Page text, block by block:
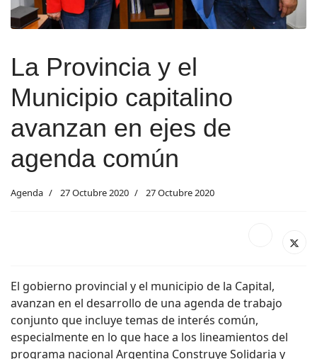
La Provincia y el
Municipio capitalino
avanzan en ejes de
agenda común
Agenda 27 Octubre 2020 27 Octubre 2020
El gobierno provincial y el municipio de la Capital,
avanzan en el desarrollo de una agenda de trabajo
conjunto que incluye temas de interés común,
especialmente en lo que hace a los lineamientos del
programa nacional Argentina Construye Solidaria y